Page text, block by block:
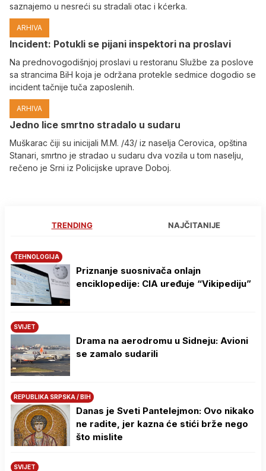
saznajemo u nesreći su stradali otac i kćerka.
ARHIVA
Incident: Potukli se pijani inspektori na proslavi
Na prednovogodišnjoj proslavi u restoranu Službe za poslove
sa strancima BiH koja je održana protekle sedmice dogodio se
incident tačnije tuča zaposlenih.
ARHIVA
Јedno lice smrtno stradalo u sudaru
Muškarac čiji su inicijali M.M. /43/ iz naselja Cerovica, opština
Stanari, smrtno je stradao u sudaru dva vozila u tom naselju,
rečeno je Srni iz Policijske uprave Doboj.
TRENDING NAJČITANIJE
TEHNOLOGIJA
Priznanje suosnivača onlajn
enciklopedije: CIA uređuje “Vikipediju”
SVIJET
Drama na aerodromu u Sidneju: Avioni
se zamalo sudarili
REPUBLIKA SRPSKA / BIH
Danas je Sveti Pantelejmon: Ovo nikako
ne radite, jer kazna će stići brže nego
što mislite
SVIJET